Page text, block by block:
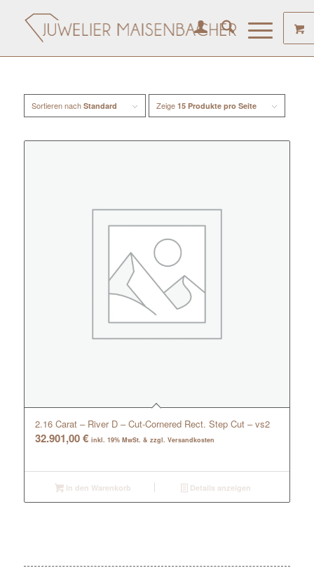
Sortieren nach Standard Zeige 15 Produkte pro Seite
2.16 Carat – River D – Cut-Cornered Rect. Step Cut – vs2
32.901,00€ inkl. 19% MwSt. & zzgl. Versandkosten
In den Warenkorb Details anzeigen